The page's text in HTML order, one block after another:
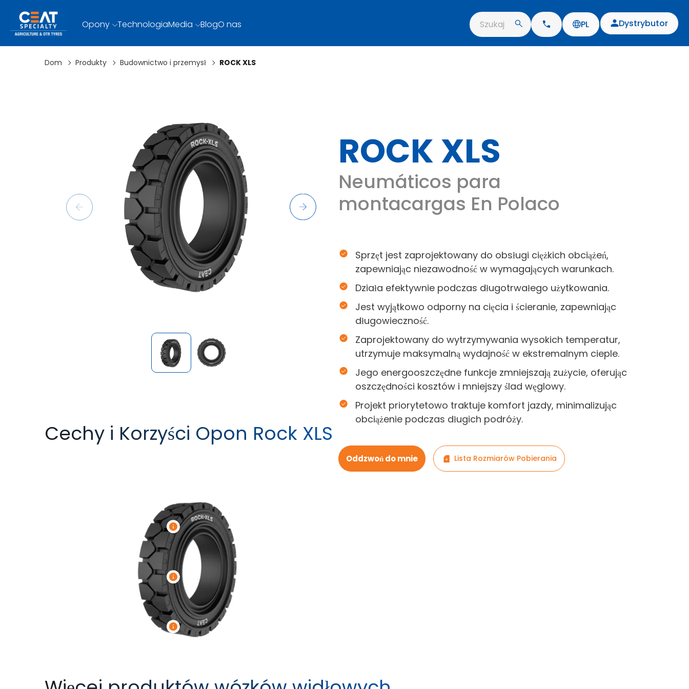
Opony TechnologiaMedia BlogO nas Szukaj PL Dystrybutor
Dom Produkty Budownictwo i przemysł ROCK XLS
Cechy i Korzyści Opon Rock XLS
ROCK XLS
Neumáticos para
montacargas En Polaco
Sprzęt jest zaprojektowany do obsługi ciężkich obciążeń,
zapewniając niezawodność w wymagających warunkach.
Działa efektywnie podczas długotrwałego użytkowania.
Jest wyjątkowo odporny na cięcia i ścieranie, zapewniając
długowieczność.
Zaprojektowany do wytrzymywania wysokich temperatur,
utrzymuje maksymalną wydajność w ekstremalnym cieple.
Jego energooszczędne funkcje zmniejszają zużycie, oferując
oszczędności kosztów i mniejszy ślad węglowy.
Projekt priorytetowo traktuje komfort jazdy, minimalizując
obciążenie podczas długich podróży.
Oddzwoń do mnie Lista Rozmiarów Pobierania